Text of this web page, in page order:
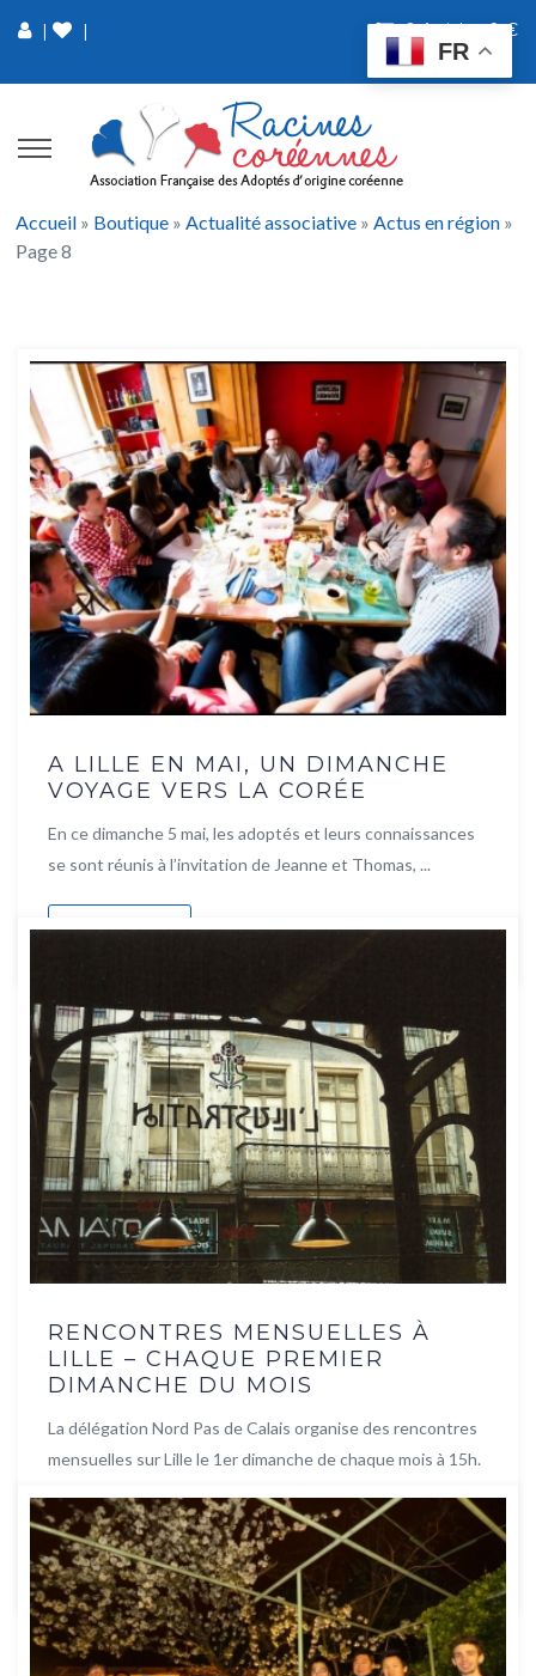
| 0 Article 0 €
|
Accueil » Boutique »Actualité associative »Actus en région »
Page 8
A LILLE EN MAI, UN DIMANCHE
VOYAGE VERS LA CORÉE
En ce dimanche 5 mai, les adoptés et leurs connaissances
se sont réunis à l’invitation de Jeanne et Thomas, ...
Lire la suite
RENCONTRES MENSUELLES À
LILLE – CHAQUE PREMIER
DIMANCHE DU MOIS
La délégation Nord Pas de Calais organise des rencontres
mensuelles sur Lille le 1er dimanche de chaque mois à 15h.
Lire la suite
FR